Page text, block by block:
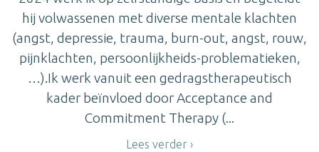
hij volwassenen met diverse mentale klachten
(angst, depressie, trauma, burn-out, angst, rouw,
pijnklachten, persoonlijkheids-problematieken,
…).Ik werk vanuit een gedragstherapeutisch
kader beïnvloed door Acceptance and
Commitment Therapy (...
Lees verder